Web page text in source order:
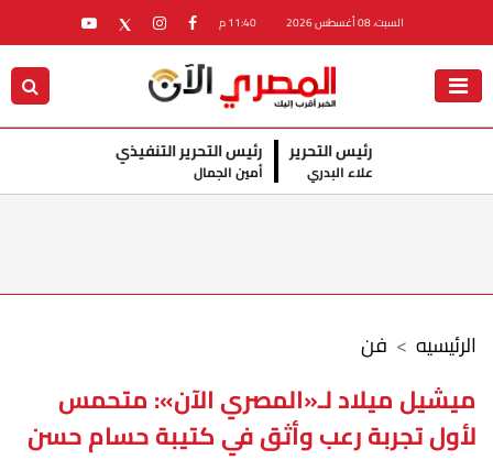
السبت، 08 أغسطس 2026
رئيس التحرير
علاء البدري
رئيس التحرير التنفيذي
أمين الجمال
فن الرئيسيه
ميشيل ميلاد لـ«المصري الآن»: متحمس
لأول تجربة رعب وأثق في كتيبة حسام حسن